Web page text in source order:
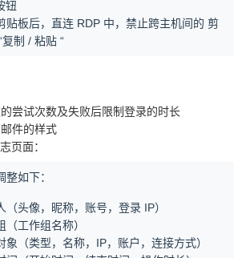
钮
贴板后，直连 RDP 中，禁止跨主机间的 剪
复制 / 粘贴 “
尝试次数及失败后限制登录的时长
件的样式
页面：
整如下：
（头像，昵称，账号，登录 IP）
（工作组名称）
象（类型，名称，IP，账户，连接方式）